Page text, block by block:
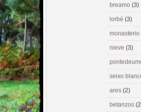
breamo (3)
lorbé (3)
nieve (3)
seixo
ares (2)
betanzos